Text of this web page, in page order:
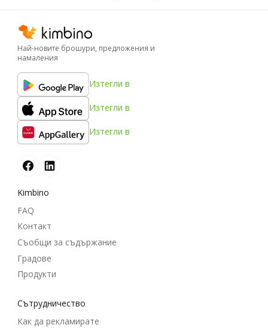
Най-новите брошури, предложения и
намаления
Изтегли в
Изтегли в
Изтегли в
Kimbino
FAQ
Контакт
Съобщи за съдържание
Градове
Продукти
Cътрудничество
Как да рекламирате